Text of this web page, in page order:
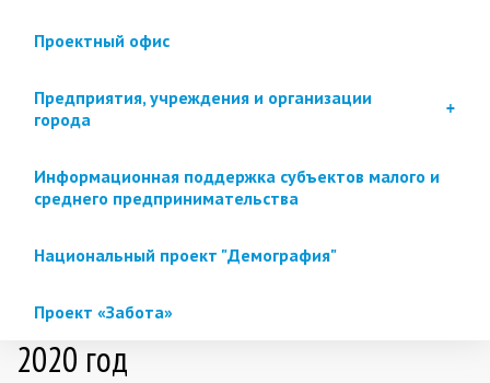
Проектный офис
Предприятия, учреждения и организации
города
Информационная поддержка субъектов малого и
среднего предпринимательства
Национальный проект "Демография"
Проект «Забота»
2020 год